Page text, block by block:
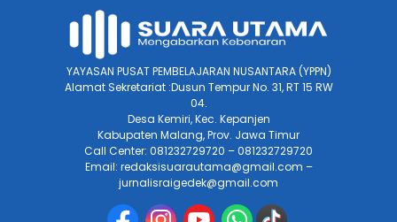
YAYASAN PUSAT PEMBELAJARAN NUSANTARA (YPPN)
Alamat Sekretariat :Dusun Tempur No. 31, RT 15 RW
04.
Desa Kemiri, Kec. Kepanjen
Kabupaten Malang, Prov. Jawa Timur
Call Center: 081232729720 – 081232729720
Email: redaksisuarautama@gmail.com –
jurnalisraigedek@gmail.com